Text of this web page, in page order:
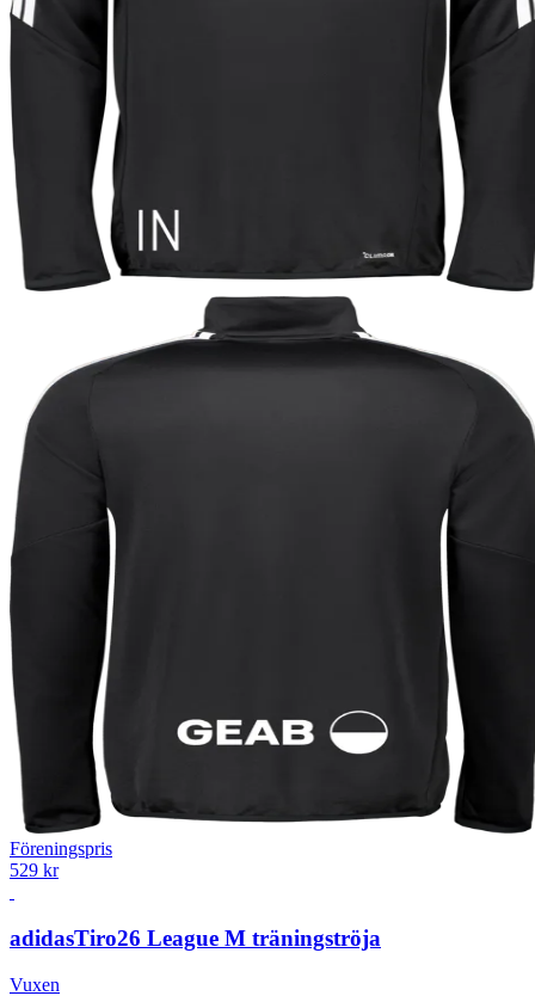
Föreningspris
529 kr
adidasTiro26 League M träningströja
Vuxen